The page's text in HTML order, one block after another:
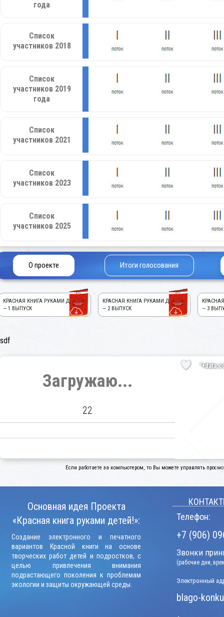
года
Список
участников 2018
Список
участников 2019
года
Список
участников 2021
Список
участников 2023
Список
участников 2025
О проекте Итоги голосования
КРАСНАЯ КНИГА РУКАМИ ДЕТЕЙ!
— 1 ВЫПУСК
КРАСНАЯ КНИГА РУКАМИ ДЕТЕЙ!
— 2 ВЫПУСК
— 3
sdf
Загружаю...
22
Если работаете за компьютером, то Вы можете управлять
Основная идея Проекта
«Красная книга руками детей!»:
Создание электронного и печатного
вариантов Красной книги на основе
творческих работ детей и подростков, с
целью привлечения внимания
подрастающего поколения к проблемам
экологии и защиты окружающей среды.
Телефон:
+7 (906)
Звонки
(рабочие дни,
Электронный
blago-